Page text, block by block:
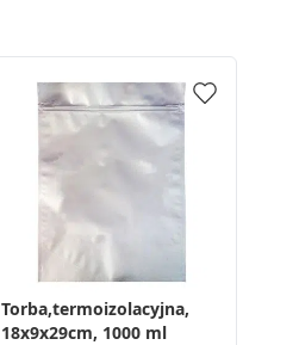
Torba,termoizolacyjna,
18x9x29cm, 1000 ml